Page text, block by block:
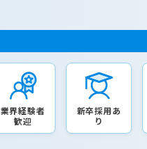
業界経験者
歓迎
新卒採用あ
り